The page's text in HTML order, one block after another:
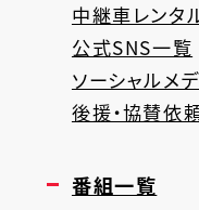
中継車レンタ
公式SNS一覧
ソーシャルメ
後援・協賛依
番組一覧